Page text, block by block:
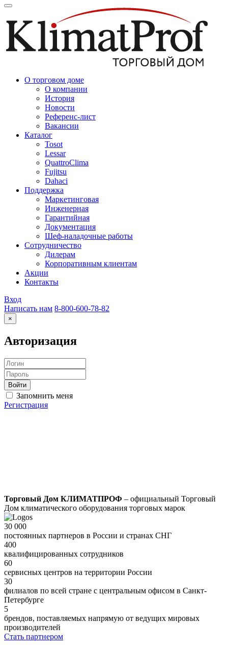
О торговом доме
О компании
История
Новости
Референс-лист
Вакансии
Каталог
Tosot
Lessar
QuattroClima
Fujitsu
Dahaci
Поддержка
Маркетинговая
Инженерная
Гарантийная
Документация
Шеф-наладочные работы
Сотрудничество
Дилерам
Корпоративным клиентам
Акции
Контакты
Вход
Написать нам 8-800-600-78-82
×
Авторизация
Запомнить меня
Регистрация
Торговый Дом КЛИМАТПРОФ – официальный Торговый
Дом климатического оборудования торговых марок
30 000
постоянных партнеров в России и странах СНГ
400
квалифицированных сотрудников
60
сервисных центров на территории России
30
филиалов по всей стране с центральным офисом в Санкт-
Петербурге
5
брендов, поставляемых напрямую от ведущих мировых
производителей
Стать партнером